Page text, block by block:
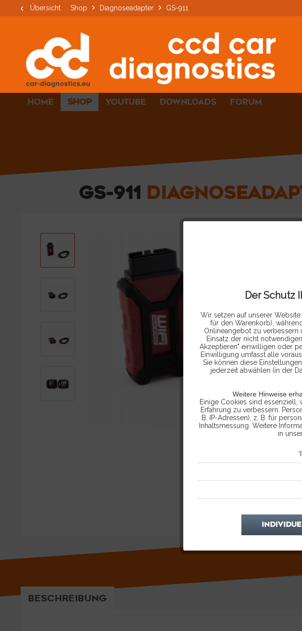
HOME SHOP YOUTUBE DOWNLOADS FORUM
Der Schutz
Wir setzen auf unserer
für den Warenkorb),
Onlineangebot zu verbessern
Einsatz der nicht
Akzeptieren" einwilligen oder
Einwilligung umfasst alle
Sie können diese
jederzeit abwählen (in der
Weitere Hinweise
Einige Cookies sind essenziell,
Erfahrung zu verbessern.
B. IP-Adressen), z. B. für
Inhaltsmessung. Weitere
in
Übersicht Shop Diagnoseadapter GS-911
GS-911
BESCHREIBUNG